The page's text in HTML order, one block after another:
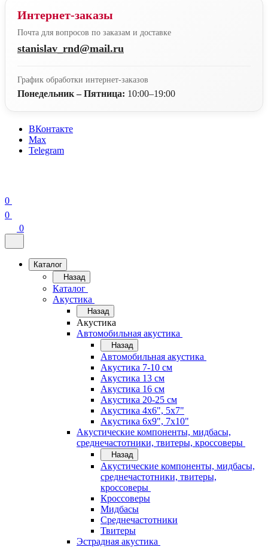
Интернет-заказы
Почта для вопросов по заказам и доставке
stanislav_rnd@mail.ru
График обработки интернет-заказов
Понедельник – Пятница: 10:00–19:00
ВКонтакте
Max
Telegram
0
0
0
Каталог
Назад
Каталог
Акустика
Назад
Акустика
Автомобильная акустика
Назад
Автомобильная акустика
Акустика 7-10 см
Акустика 13 см
Акустика 16 см
Акустика 20-25 см
Акустика 4х6", 5х7"
Акустика 6х9", 7х10"
Акустические компоненты, мидбасы,
среднечастотники, твитеры, кроссоверы
Назад
Акустические компоненты, мидбасы,
среднечастотники, твитеры,
кроссоверы
Кроссоверы
Мидбасы
Среднечастотники
Твитеры
Эстрадная акустика